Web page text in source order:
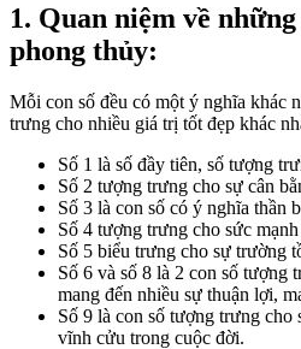
1. Quan niệm về
phong thủy:
Mỗi con số đều có một ý nghĩa khác
trưng cho nhiều giá trị tốt đẹp khác
Số 1 là số đầy tiên, số tượng
Số 2 tượng trưng cho sự cân
Số 3 là con số có ý nghĩa thần
Số 4 tượng trưng cho sức
Số 5 biểu trưng cho sự trường
Số 6 và số 8 là 2 con số tượng
mang đến nhiều sự thuận lợi,
Số 9 là con số tượng trưng
vĩnh cửu trong cuộc đời.